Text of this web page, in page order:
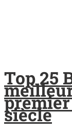
Top 25
siècle